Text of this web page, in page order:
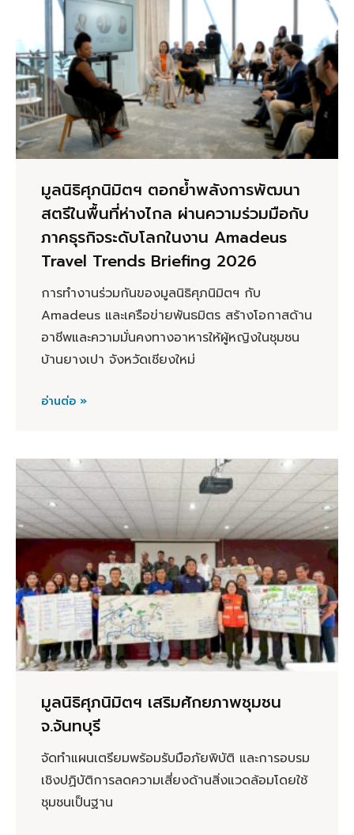
มูลนิธิศุภนิมิตฯ ตอกย้ำพลังการพัฒนา
สตรีในพื้นที่ห่างไกล ผ่านความร่วมมือกับ
ภาคธุรกิจระดับโลกในงาน Amadeus
Travel Trends Briefing 2026
การทำงานร่วมกันของมูลนิธิศุภนิมิตฯ กับ
Amadeus และเครือข่ายพันธมิตร สร้างโอกาสด้าน
อาชีพและความมั่นคงทางอาหารให้ผู้หญิงในชุมชน
บ้านยางเปา จังหวัดเชียงใหม่
อ่านต่อ »
มูลนิธิศุภนิมิตฯ เสริมศักยภาพชุมชน
จ.จันทบุรี
จัดทำแผนเตรียมพร้อมรับมือภัยพิบัติ และการอบรม
เชิงปฏิบัติการลดความเสี่ยงด้านสิ่งแวดล้อมโดยใช้
ชุมชนเป็นฐาน